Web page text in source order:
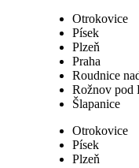
Otrokovice
Písek
Plzeň
Praha
Roudnice
Rožnov pod
Šlapanice
Otrokovice
Písek
Plzeň